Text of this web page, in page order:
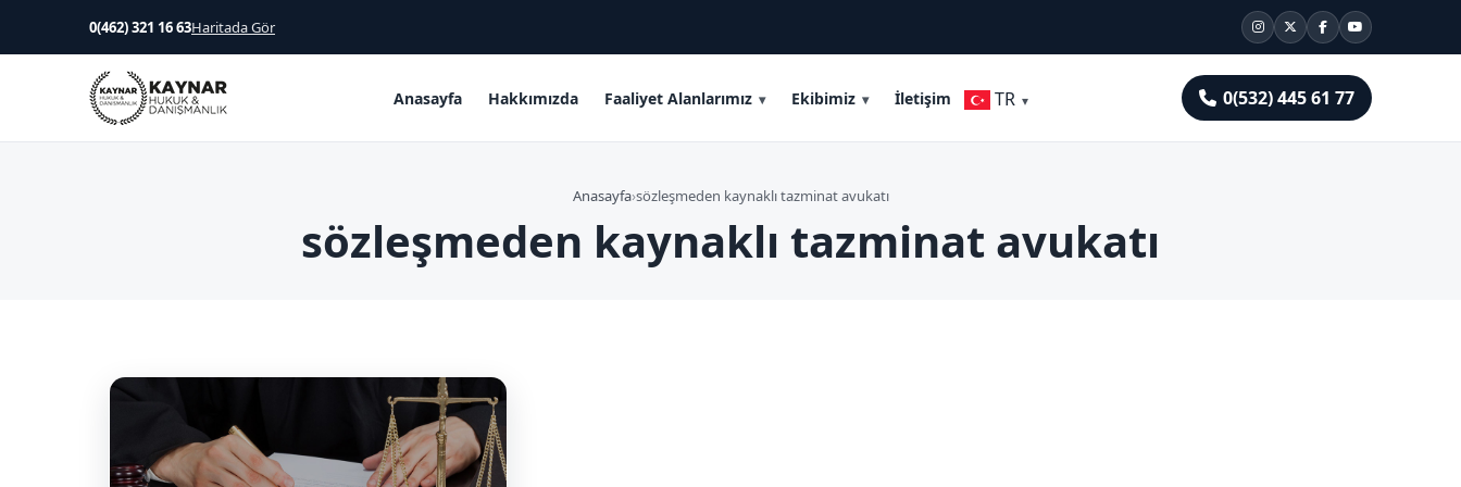
0(462) 321 16 63Haritada Gör
Anasayfa Hakkımızda Faaliyet Alanlarımız Ekibimiz İletişim TR 0(532) 445 61 77
Anasayfa›sözleşmeden kaynaklı tazminat avukatı
sözleşmeden kaynaklı tazminat avukatı